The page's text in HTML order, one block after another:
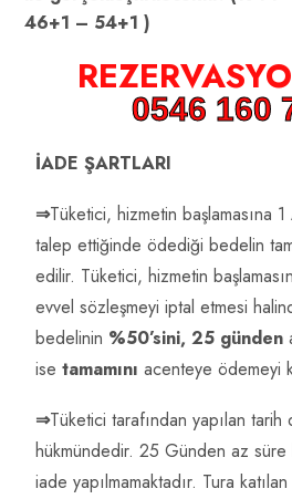
46+1 – 54+1 )
0546 160
İADE ŞARTLARI
⇒Tüketici, hizmetin başlamasına
talep ettiğinde ödediği bedelin
edilir. Tüketici, hizmetin
evvel sözleşmeyi iptal etmesi
bedelinin %50’sini, 25 günden
ise tamamını acenteye ödemeyi
⇒Tüketici tarafından yapılan tarih
hükmündedir. 25 Günden az süre
iade yapılmamaktadır. Tura